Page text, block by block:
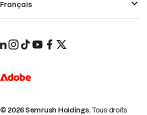
© 2026 Semrush Holdings.Tous droits
Français